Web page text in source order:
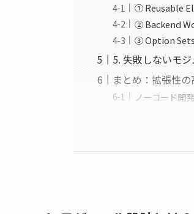
① Reusable
② Backend
③ Option Sets
5. 失敗しないモ
まとめ：拡張性
ノーコード開